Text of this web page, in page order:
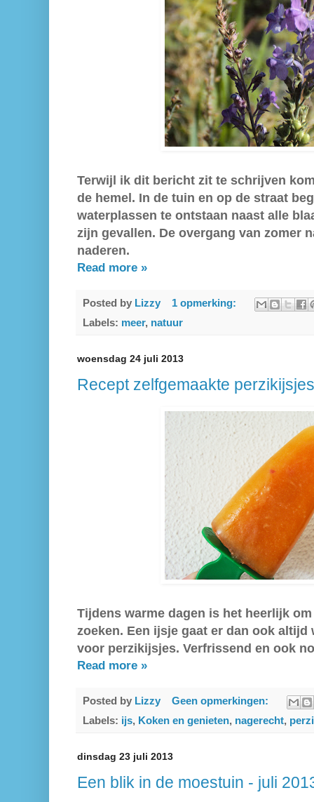
Terwijl ik dit bericht zit te schrijven
de hemel. In de tuin en op de straat
waterplassen te ontstaan naast alle
zijn gevallen. De overgang van zomer
naderen.
Read more »
Posted by Lizzy
1 opmerking:
Labels: meer, natuur
woensdag 24 juli 2013
Recept zelfgemaakte perzikijsjes
Tijdens warme dagen is het heerlijk
zoeken. Een ijsje gaat er dan ook
voor perzikijsjes. Verfrissend en ook
Read more »
Posted by Lizzy
Geen opmerkingen:
Labels: ijs, Koken en genieten, nagerecht,
dinsdag 23 juli 2013
Een blik in de moestuin - juli